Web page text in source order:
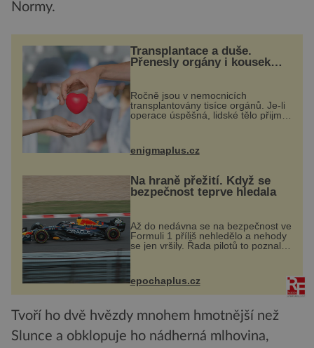
Normy.
Transplantace a duše.
Přenesly orgány i kousek
Ročně jsou v nemocnicích
transplantovány tisíce orgánů. Je-li
operace úspěšná, lidské tělo přijme
co když při transplantaci
nepřijímám...
enigmaplus.cz
Na hraně přežití. Když se
bezpečnost teprve hledala
Až do nedávna se na bezpečnost ve
Formuli 1 příliš nehledělo a nehody
se jen vršily. Řada pilotů to poznala
na vlastní kůži, často s trvalými
následky nebo bohužel i ztrátou
života. Dnes nepochopiteln...
epochaplus.cz
Tvoří ho dvě hvězdy mnohem hmotnější než
Slunce a obklopuje ho nádherná mlhovina,